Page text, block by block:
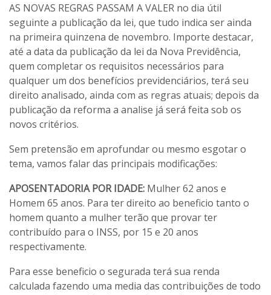
AS NOVAS REGRAS PASSAM A VALER no dia útil
seguinte a publicação da lei, que tudo indica ser ainda
na primeira quinzena de novembro. Importe destacar,
até a data da publicação da lei da Nova Previdência,
quem completar os requisitos necessários para
qualquer um dos benefícios previdenciários, terá seu
direito analisado, ainda com as regras atuais; depois da
publicação da reforma a analise já será feita sob os
novos critérios.
Sem pretensão em aprofundar ou mesmo esgotar o
tema, vamos falar das principais modificações:
APOSENTADORIA POR IDADE: Mulher 62 anos e
Homem 65 anos. Para ter direito ao beneficio tanto o
homem quanto a mulher terão que provar ter
contribuído para o INSS, por 15 e 20 anos
respectivamente.
Para esse beneficio o segurada terá sua renda
calculada fazendo uma media das contribuições de todo